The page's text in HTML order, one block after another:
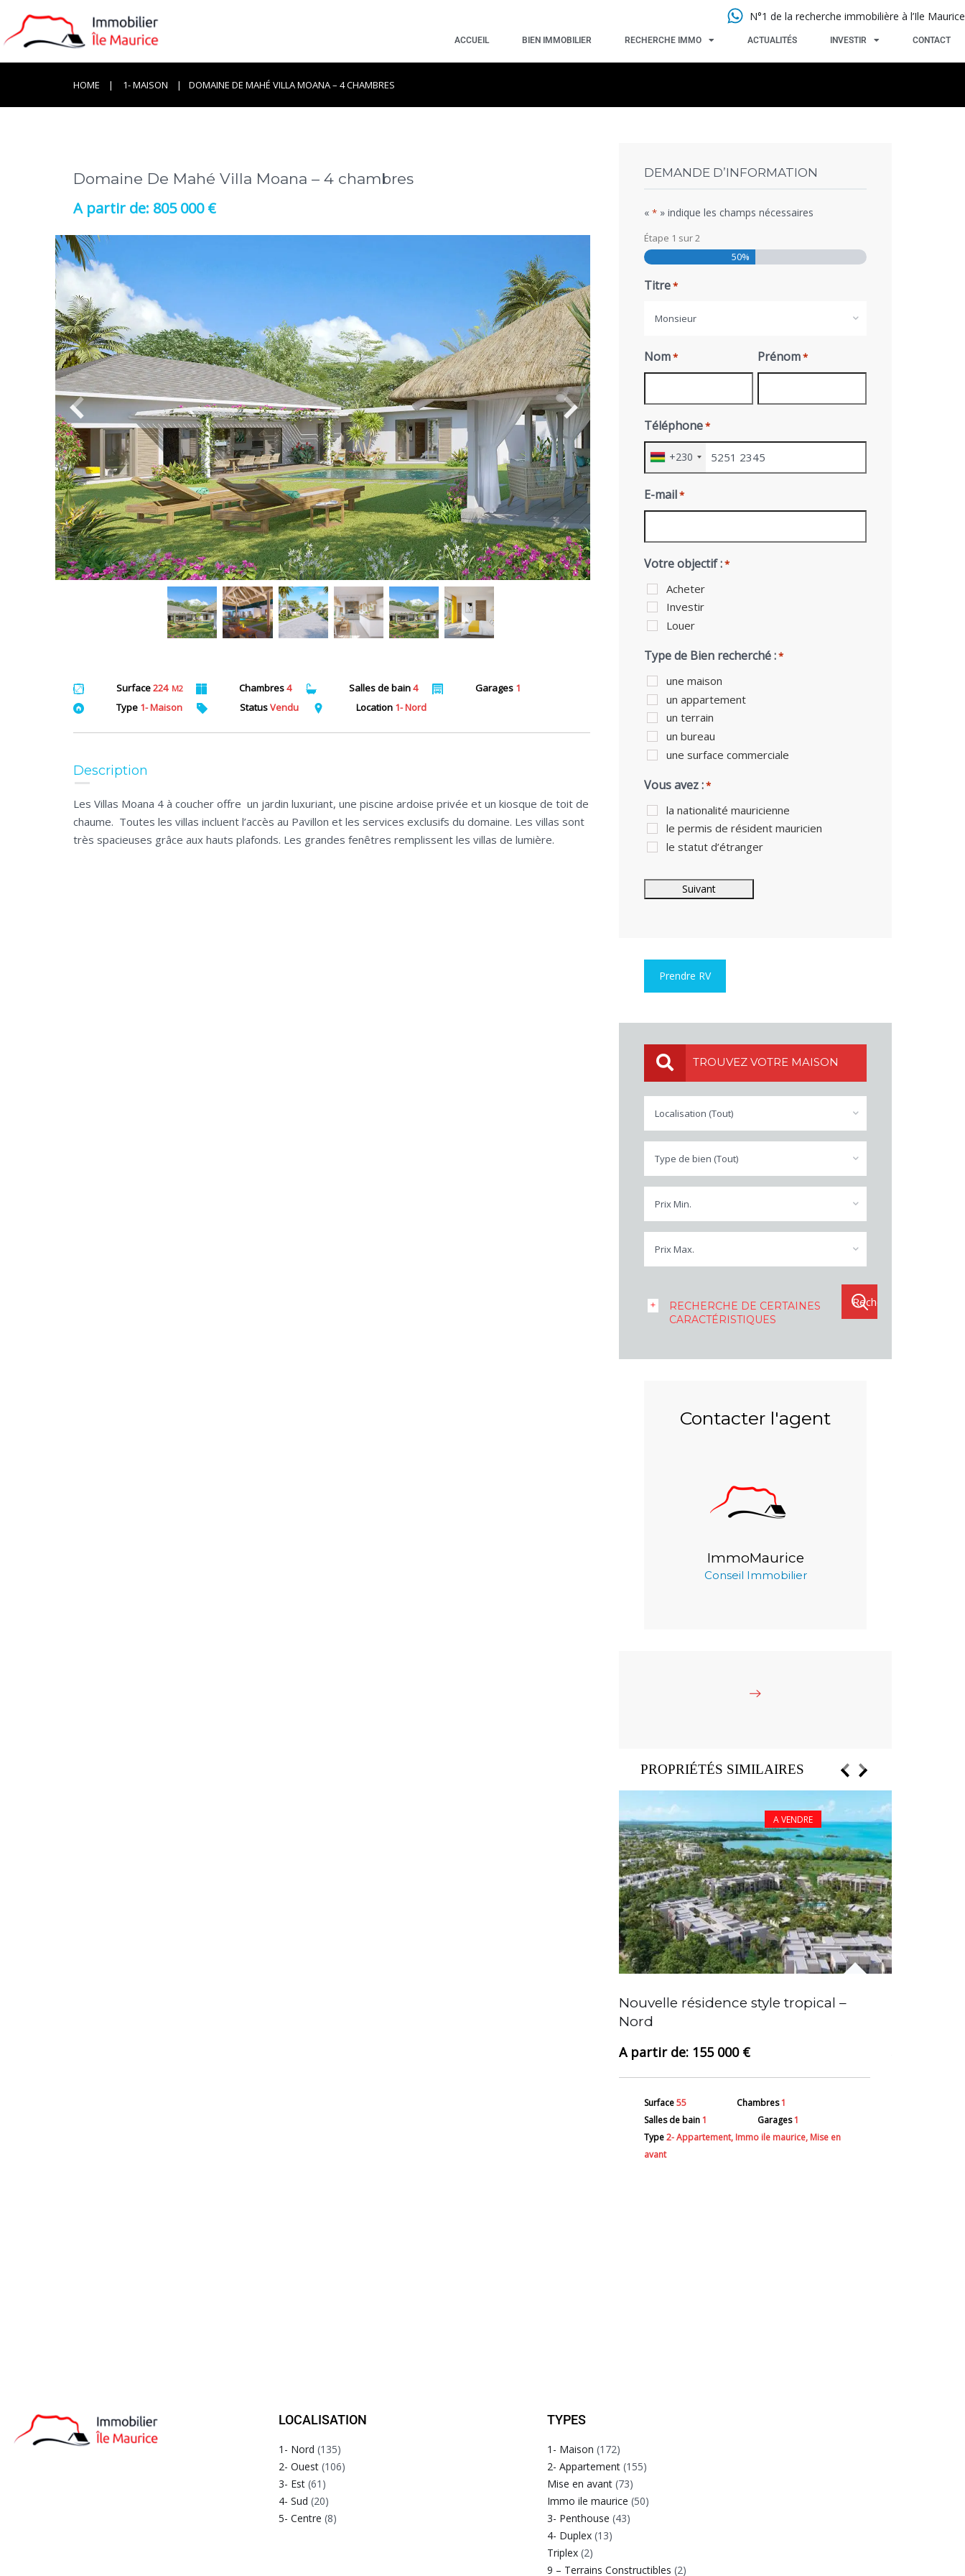
N°1 de la recherche immobilière à l’Ile Maurice
ACCUEIL BIEN IMMOBILIER RECHERCHE IMMO ACTUALITÉS INVESTIR CONTACT
HOME 1- MAISON DOMAINE DE MAHÉ VILLA MOANA – 4 CHAMBRES
Domaine De Mahé Villa Moana – 4 chambres
805 000 €
Surface224 M2 Chambres4 Salles de bain4 Garages 1
Type 1- Maison StatusVendu Location 1- Nord
Description
Les Villas Moana 4 à coucher offre un jardin luxuriant, une piscine ardoise privée et un kiosque de toit de
chaume. Toutes les villas incluent l’accès au Pavillon et les services exclusifs du domaine. Les villas sont
très spacieuses grâce aux hauts plafonds. Les grandes fenêtres remplissent les villas de lumière.
DEMANDE D’INFORMATION
« * » indique les champs nécessaires
Étape 1 sur2
50%
Titre*
Monsieur
Nom* Prénom*
Téléphone*
+230
E-mail*
Votre objectif :*
Acheter
Investir
Louer
Type de Bien recherché :*
une maison
un appartement
un terrain
un bureau
une surface commerciale
Vous avez :*
la nationalité mauricienne
le permis de résident mauricien
le statut d’étranger
Prendre RV
TROUVEZ VOTRE MAISON
Localisation (Tout)
Type de bien (Tout)
Prix Min.
Prix Max.
RECHERCHE DE CERTAINES
CARACTÉRISTIQUES
Contacter l'agent
ImmoMaurice
Conseil Immobilier
PROPRIÉTÉS SIMILAIRES
Nouvelle résidence style tropical –
Nord
155 000 €
A VENDRE
Surface55 Chambres1
Salles de bain1 Garages1
Type2- Appartement, Immo ile maurice, Mise en
avant
LOCALISATION
1- Nord (135)
2- Ouest (106)
3- Est (61)
4- Sud (20)
5- Centre (8)
TYPES
1- Maison (172)
2- Appartement(155)
Mise en avant(73)
Immo ile maurice (50)
3- Penthouse (43)
4- Duplex(13)
Triplex(2)
9 – Terrains Constructibles (2)